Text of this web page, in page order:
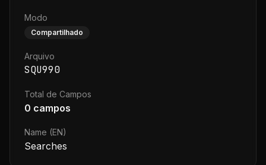
Modo
Compartilhado
Arquivo
SQU990
Total de Campos
0 campos
Name (EN)
Searches